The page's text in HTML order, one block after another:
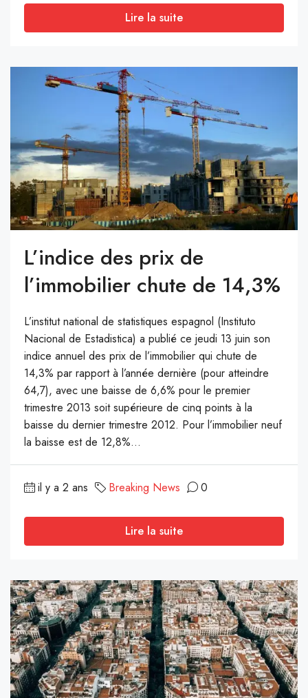
Lire la suite
L’indice des prix de
l’immobilier chute de 14,3%
L’institut national de statistiques espagnol (Instituto
Nacional de Estadistica) a publié ce jeudi 13 juin son
indice annuel des prix de l’immobilier qui chute de
14,3% par rapport à l’année dernière (pour atteindre
64,7), avec une baisse de 6,6% pour le premier
trimestre 2013 soit supérieure de cinq points à la
baisse du dernier trimestre 2012. Pour l’immobilier neuf
la baisse est de 12,8%...
il y a 2 ans Breaking News 0
Lire la suite